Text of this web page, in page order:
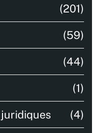
(201)
(59)
(44)
(1)
(4)